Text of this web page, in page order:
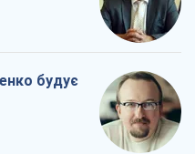
будує